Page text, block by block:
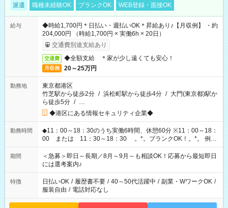
派遣 職種未経験OK ブランクOK WEB登録・面接OK
給与
◆時給1,700円＊日払い・週払いOK＊昇給あり♪【月収例】 ・約
204,000円 （時給1,700円 × 実働6h × 20日）
交通費別途支給あり
交通費 ◆全額支給 ＊家が少し遠くても安心！
月収例 20～25万円
勤務地
東京都港区
竹芝駅から徒歩2分 / 浜松町駅から徒歩4分 / 大門(東京都)駅か
ら徒歩5分 / …
◆港区にある情報セキュリティ企業◆
勤務時間
◆11：00～18：30のうち実働6時間、休憩60分 ※11：00～18：
00 または 11：30～18：30 。*。ブランクOK！。*。 例え
ば前職が、 在宅/財団法人/事務/コールセンター/受付/販売/カフェ
スタッフ スイーツ販売/ホテルフロント/化粧品販売/など 様々な
業界から入社して活躍されています♪
期間
＜急募＞即日～長期／8月～9月～も相談OK！応募から最短即日
には選考案内♪
特徴 日払いOK / 履歴書不要 / 40～50代活躍中 / 副業・WワークOK /
服装自由 / 電話対応なし